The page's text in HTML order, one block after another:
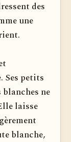
des
une
Ses petits
blanches ne
laisse
blanche,